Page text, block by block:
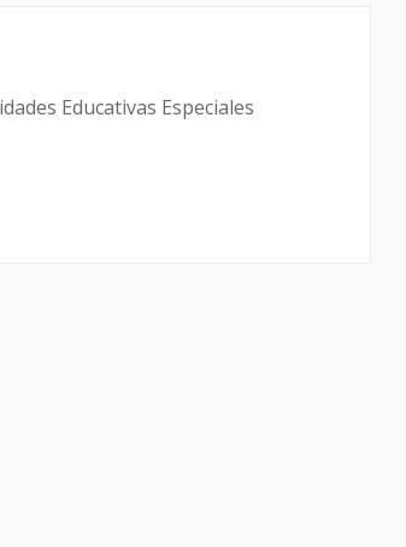
Educativas Especiales